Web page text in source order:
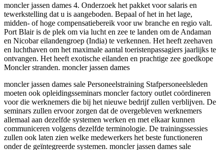
moncler jassen dames 4. Onderzoek het pakket voor salaris en
tewerkstelling dat u is aangeboden. Bepaal of het in het lage,
midden- of hoge compensatiebereik voor uw branche en regio valt.
Port Blair is de plek om via lucht en zee te landen om de Andaman
en Nicobar eilandengroep (India) te verkennen. Het heeft zeehaven
en luchthaven om het maximale aantal toeristenpassagiers jaarlijks te
ontvangen. Het heeft exotische eilanden en prachtige zee goedkope
Moncler stranden. moncler jassen dames
moncler jassen dames sale Personeelstraining Stafpersoneelsleden
moeten ook opleidingsseminars moncler factory outlet coördineren
voor die werknemers die bij het nieuwe bedrijf zullen verblijven. De
seminars zullen ervoor zorgen dat de overgebleven werknemers
allemaal aan dezelfde systemen werken en met elkaar kunnen
communiceren volgens dezelfde terminologie. De trainingssessies
zullen ook laten zien welke medewerkers het beste functioneren
onder de geïntegreerde systemen. moncler jassen dames sale